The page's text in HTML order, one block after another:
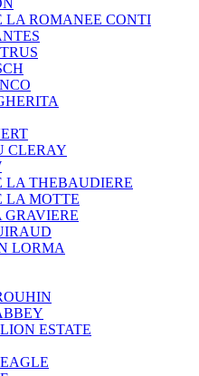
LA ROMANEE CONTI
CLERAY
LA THEBAUDIERE
LA MOTTE
LORMA
ESTATE